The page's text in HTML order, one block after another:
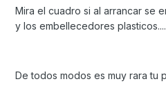
Mira el cuadro si al arrancar se
y los embellecedores
De todos modos es muy rara tu